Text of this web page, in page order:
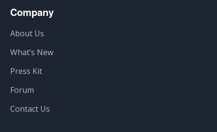
Company
About Us
What’s New
Press Kit
Forum
Contact Us